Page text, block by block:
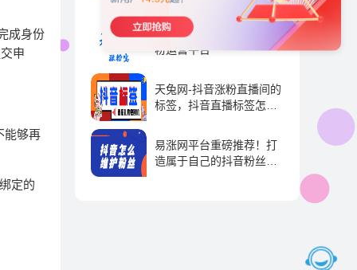
成身份
申
能够再
定的
天兔涨粉宝-抖音短视频涨
粉运营平台
天兔网-抖音涨粉直播间的
标签，抖音直播标签怎么
易涨网平台重磅推荐！打
造属于自己的抖音粉丝帝